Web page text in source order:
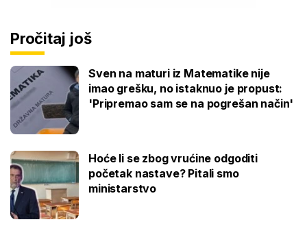
Pročitaj još
Sven na maturi iz Matematike nije
imao grešku, no istaknuo je propust:
'Pripremao sam se na pogrešan način'
Hoće li se zbog vrućine odgoditi
početak nastave? Pitali smo
ministarstvo